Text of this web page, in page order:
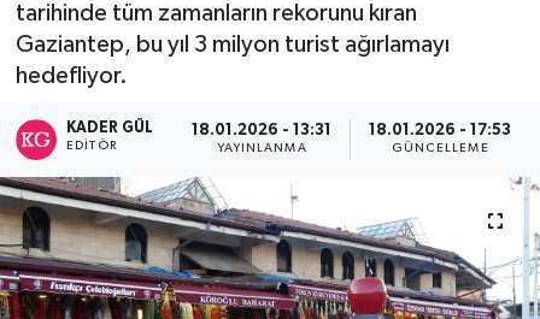
tarihinde tüm zamanların rekorunu kıran
Gaziantep, bu yıl 3 milyon turist ağırlamayı
hedefliyor.
KADER GÜL
EDITÖR
18.01.2026 - 13:31
YAYINLANMA
18.01.2026 - 17:53
GÜNCELLEME
Son Dakika Haberleri
Haber Arşivi